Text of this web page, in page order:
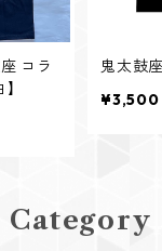
コラ
鬼太鼓
¥3,500
Category